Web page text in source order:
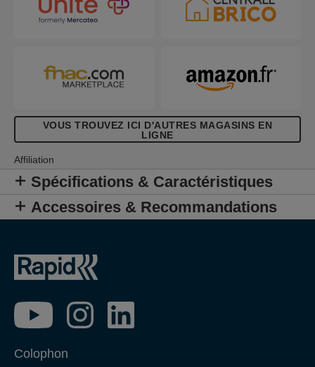
VOUS TROUVEZ ICI D'AUTRES MAGASINS EN
LIGNE
Affiliation
Spécifications & Caractéristiques
Accessoires & Recommandations
Colophon